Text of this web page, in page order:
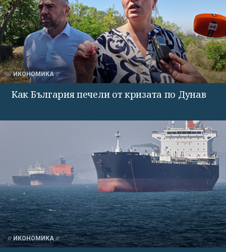
ИКОНОМИКА
Как България печели от кризата по Дунав
ИКОНОМИКА